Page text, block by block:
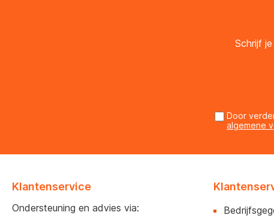
Schrijf
Door
algemene
Klantenservice
Ondersteuning en advies via: